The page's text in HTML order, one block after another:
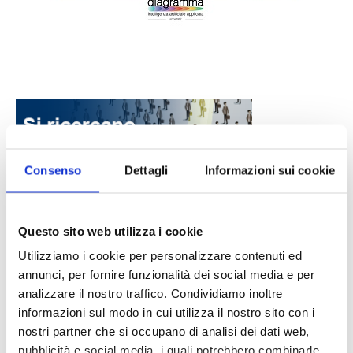
Consenso Dettagli Informazioni sui cookie
Questo sito web utilizza i cookie
Utilizziamo i cookie per personalizzare contenuti ed
annunci, per fornire funzionalità dei social media e per
analizzare il nostro traffico. Condividiamo inoltre
informazioni sul modo in cui utilizza il nostro sito con i
nostri partner che si occupano di analisi dei dati web,
pubblicità e social media, i quali potrebbero combinarle
DALLE AZIENDENotizie sponsorizzate
Prima Assicurazioni: grande
partecipazione alla Convention degli
intermediari partner 2026
1 Luglio 2026
MAGNIFICA HUMANITAS (l’impatto